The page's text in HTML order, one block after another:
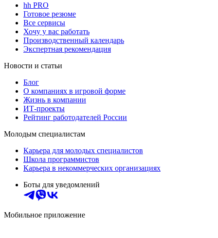
hh PRO
Готовое резюме
Все сервисы
Хочу у вас работать
Производственный календарь
Экспертная рекомендация
Новости и статьи
Блог
О компаниях в игровой форме
Жизнь в компании
ИТ-проекты
Рейтинг работодателей России
Молодым специалистам
Карьера для молодых специалистов
Школа программистов
Карьера в некоммерческих организациях
Боты для уведомлений
Мобильное приложение